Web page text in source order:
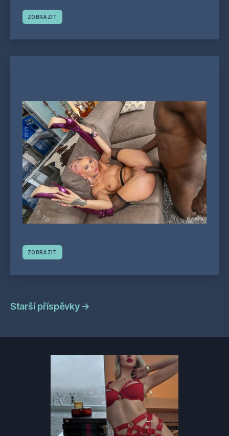
ZOBRAZIT
ZOBRAZIT
Navigace
Starší příspěvky →